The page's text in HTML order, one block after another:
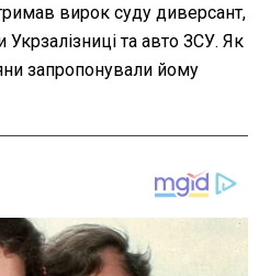
вирок суду диверсант,
та авто ЗСУ. Як
запропонували йому